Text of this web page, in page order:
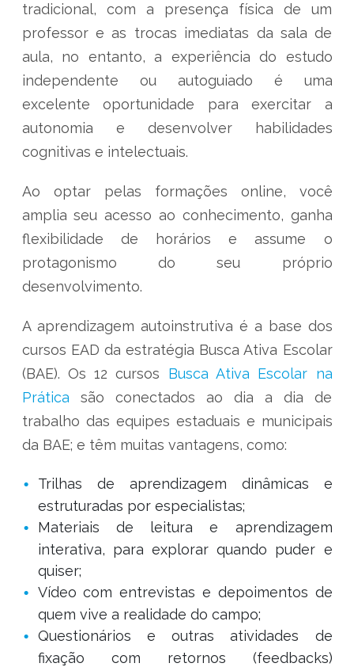
tradicional, com a presença física de um
professor e as trocas imediatas da sala de
aula, no entanto, a experiência do estudo
independente ou autoguiado é uma
excelente oportunidade para exercitar a
autonomia e desenvolver habilidades
cognitivas e intelectuais.
Ao optar pelas formações online, você
amplia seu acesso ao conhecimento, ganha
flexibilidade de horários e assume o
protagonismo do seu próprio
desenvolvimento.
A aprendizagem autoinstrutiva é a base dos
cursos EAD da estratégia Busca Ativa Escolar
(BAE). Os 12 cursos Busca Ativa Escolar na
Prática são conectados ao dia a dia de
trabalho das equipes estaduais e municipais
da BAE; e têm muitas vantagens, como:
Trilhas de aprendizagem dinâmicas e
estruturadas por especialistas;
Materiais de leitura e aprendizagem
interativa, para explorar quando puder e
quiser;
Vídeo com entrevistas e depoimentos de
quem vive a realidade do campo;
Questionários e outras atividades de
fixação com retornos (feedbacks)